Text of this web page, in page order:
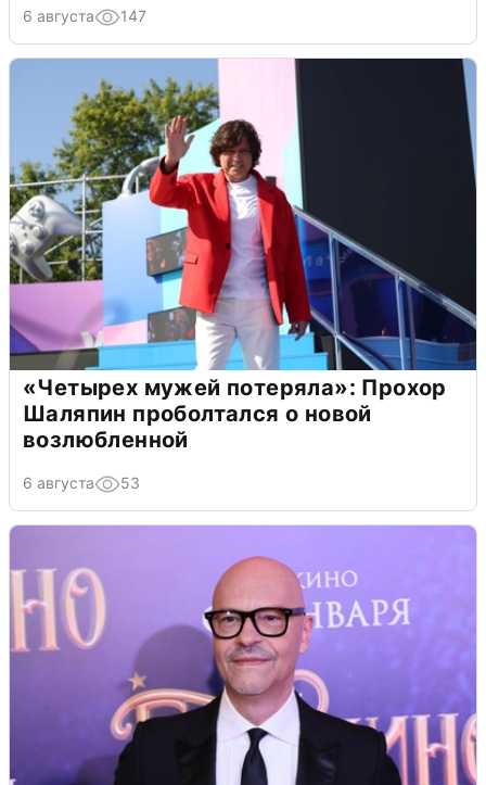
6 августа 147
«Четырех мужей потеряла»: Прохор
Шаляпин проболтался о новой
возлюбленной
6 августа 53